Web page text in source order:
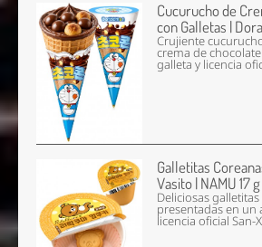
Cucurucho de
con Galletas |
Crujiente
crema de
galleta y licencia
Galletitas
Vasito | NAMU 17 g
Deliciosas
presentadas en un
licencia oficial San-